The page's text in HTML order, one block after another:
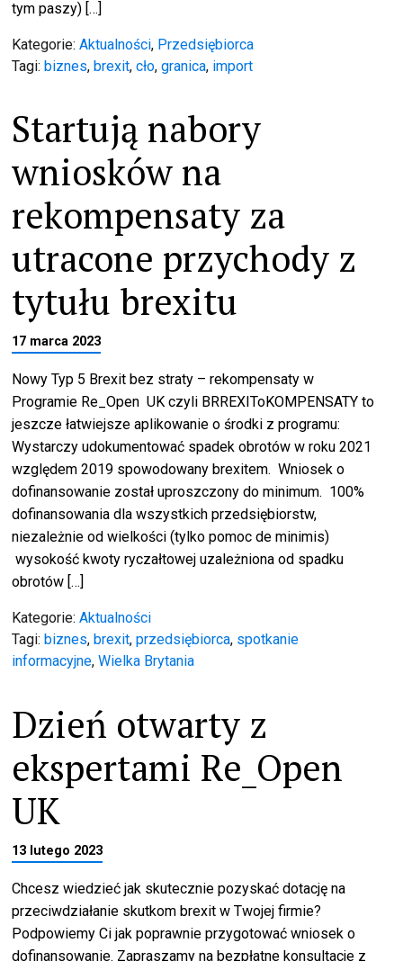
tym paszy) […]
Kategorie:Aktualności, Przedsiębiorca
Tagi: biznes, brexit,cło,granica, import
Startują nabory
wniosków na
rekompensaty za
utracone przychody z
tytułu brexitu
17 marca 2023
Nowy Typ 5 Brexit bez straty – rekompensaty w
Programie Re_Open UK czyli BRREXIToKOMPENSATY to
jeszcze łatwiejsze aplikowanie o środki z programu:
Wystarczy udokumentować spadek obrotów w roku 2021
względem 2019 spowodowany brexitem. Wniosek o
dofinansowanie został uproszczony do minimum. 100%
dofinansowania dla wszystkich przedsiębiorstw,
niezależnie od wielkości (tylko pomoc de minimis)
wysokość kwoty ryczałtowej uzależniona od spadku
obrotów […]
Kategorie:Aktualności
Tagi: biznes, brexit,przedsiębiorca, spotkanie
informacyjne,Wielka Brytania
Dzień otwarty z
ekspertami Re_Open
UK
13 lutego 2023
Chcesz wiedzieć jak skutecznie pozyskać dotację na
przeciwdziałanie skutkom brexit w Twojej firmie?
Podpowiemy Ci jak poprawnie przygotować wniosek o
dofinansowanie. Zapraszamy na bezpłatne konsultacje z